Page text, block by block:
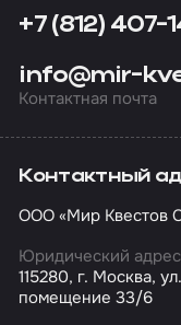
+7 (812) 407-
info@mir-
Контактная почта
Контактный
ООО «Мир Квестов
Юридический
115280, г. Москва,
помещение 33/6